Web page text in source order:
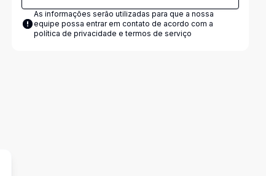
As informações serão utilizadas para que a nossa
equipe possa entrar em contato de acordo com a
política de privacidade e termos de serviço